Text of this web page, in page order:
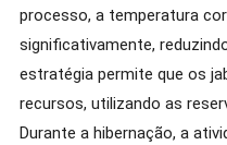
processo, a temperatura
significativamente,
estratégia permite que os
recursos, utilizando as
Durante a hibernação, a